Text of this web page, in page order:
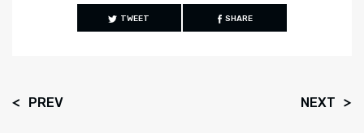
TWEET SHARE
PREV NEXT